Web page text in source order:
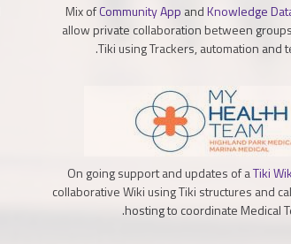
Mix ofCommunity App andKnowledge
allow private collaboration between
Tiki using Trackers, automation and
On going support and updates of aTiki
collaborative Wiki using Tiki structures and
hosting to coordinate Medical